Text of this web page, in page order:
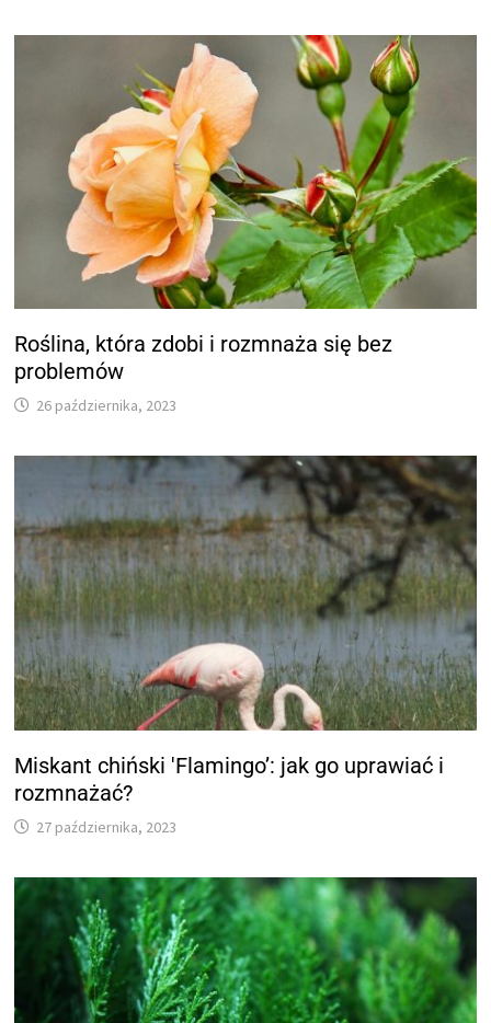
Roślina, która zdobi i rozmnaża się bez
problemów
26 października, 2023
Miskant chiński 'Flamingo’: jak go uprawiać i
rozmnażać?
27 października, 2023